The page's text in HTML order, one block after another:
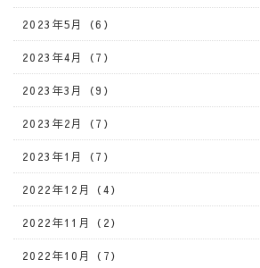
2023年5月（6）
2023年4月（7）
2023年3月（9）
2023年2月（7）
2023年1月（7）
2022年12月（4）
2022年11月（2）
2022年10月（7）